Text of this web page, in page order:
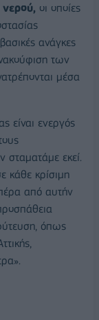
οι οποίες
ανάγκες
των
μέσα
είναι ενεργός
σταματάμε εκεί.
κάθε κρίσιμη
από αυτήν
όπως